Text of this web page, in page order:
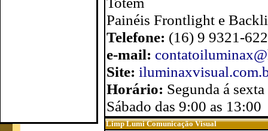
Painéis Frontlight e
Telefone: (16) 9 9321-
e-mail:
Site:
Horário: Segunda á
Sábado das 9:00 as 13:00
Limp Lumi Comunicação Visual